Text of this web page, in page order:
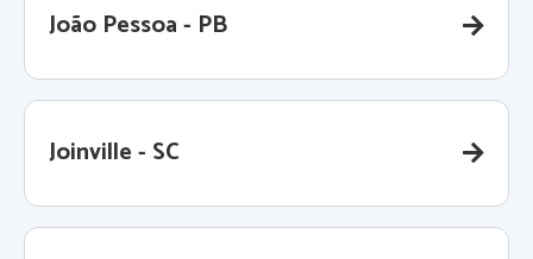
João Pessoa - PB
Joinville - SC